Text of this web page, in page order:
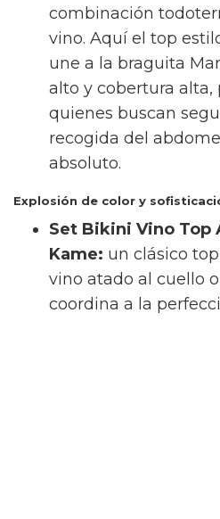
combinación
vino. Aquí el top
une a la braguita
alto y cobertura alta,
quienes buscan
recogida del
absoluto.
Explosión de color y
Set Bikini Vino Top
Kame: un clásico
vino atado al cuello
coordina a la